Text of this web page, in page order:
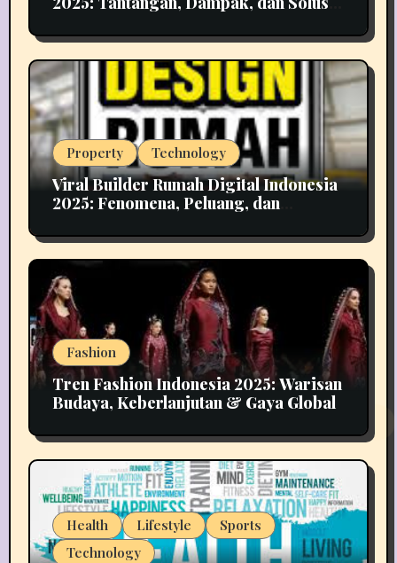
Property Technology
Viral Builder Rumah Digital Indonesia
2025: Fenomena, Peluang, dan
Fashion
Tren Fashion Indonesia 2025: Warisan
Budaya, Keberlanjutan & Gaya Global
Health Lifestyle
Sports
Technology